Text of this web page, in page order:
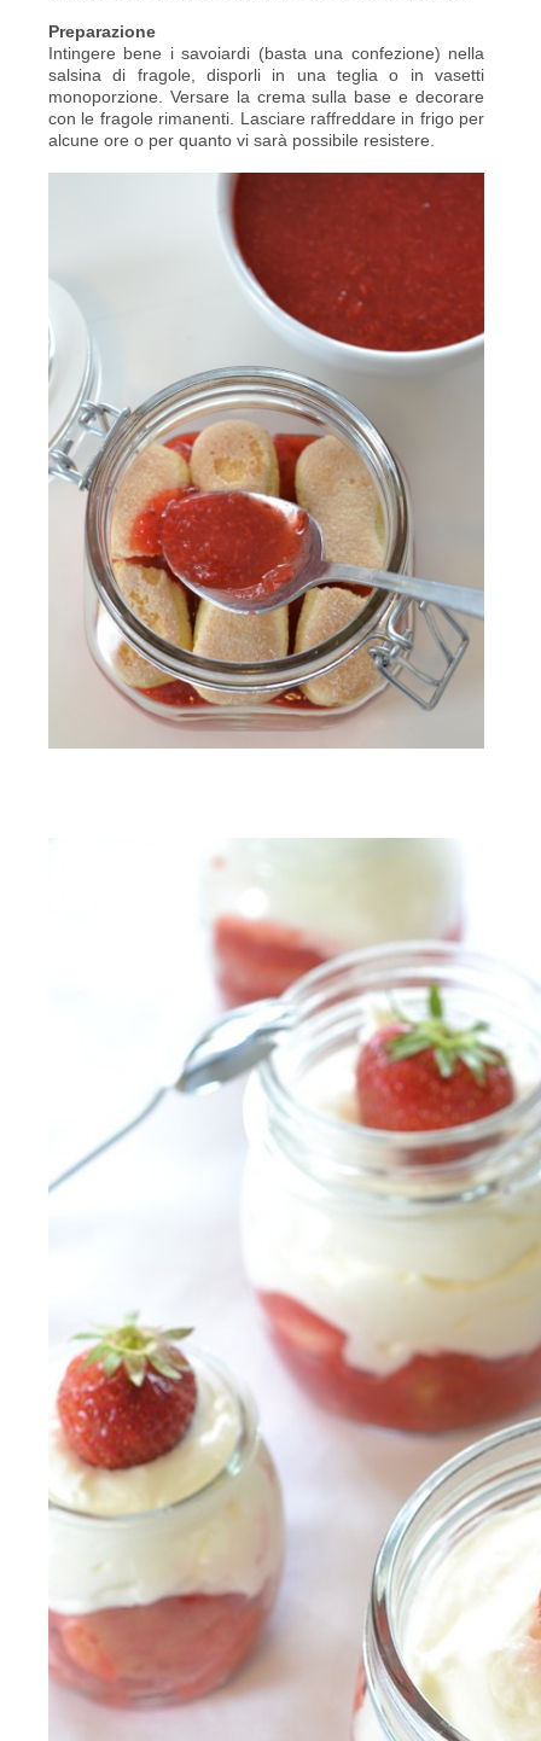
Preparazione
Intingere bene i savoiardi (basta una confezione) nella
salsina di fragole, disporli in una teglia o in vasetti
monoporzione. Versare la crema sulla base e decorare
con le fragole rimanenti. Lasciare raffreddare in frigo per
alcune ore o per quanto vi sarà possibile resistere.